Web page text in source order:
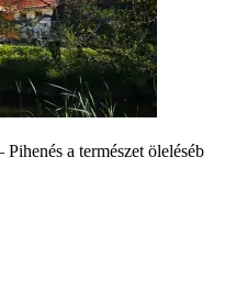
a természet öleléséb